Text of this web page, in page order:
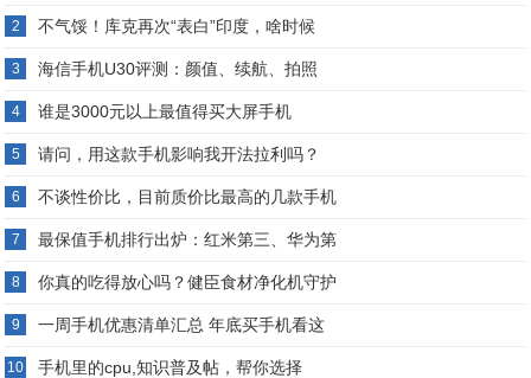
2 不气馁！库克再次“表白”印度，啥时候
3 海信手机U30评测：颜值、续航、拍照
4 谁是3000元以上最值得买大屏手机
5 请问，用这款手机影响我开法拉利吗？
6 不谈性价比，目前质价比最高的几款手机
7 最保值手机排行出炉：红米第三、华为第
8 你真的吃得放心吗？健臣食材净化机守护
9 一周手机优惠清单汇总 年底买手机看这
10 手机里的cpu,知识普及帖，帮你选择